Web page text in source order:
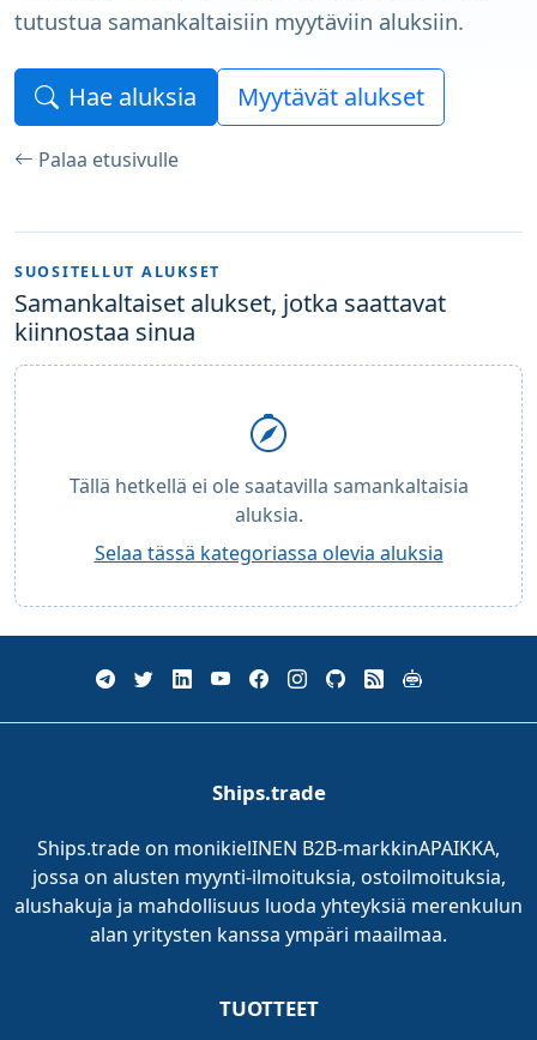
tutustua samankaltaisiin myytäviin aluksiin.
Hae aluksia Myytävät alukset
Palaa etusivulle
SUOSITELLUT ALUKSET
Samankaltaiset alukset, jotka saattavat
kiinnostaa sinua
Tällä hetkellä ei ole saatavilla samankaltaisia
aluksia.
Selaa tässä kategoriassa olevia aluksia
Ships.trade
Ships.trade on monikielINEN B2B-markkinAPAIKKA,
jossa on alusten myynti-ilmoituksia, ostoilmoituksia,
alushakuja ja mahdollisuus luoda yhteyksiä merenkulun
alan yritysten kanssa ympäri maailmaa.
TUOTTEET